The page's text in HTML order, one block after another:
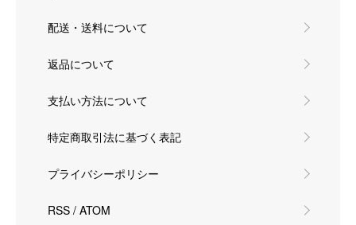
配送・送料について
返品について
支払い方法について
特定商取引法に基づく表記
プライバシーポリシー
RSS / ATOM